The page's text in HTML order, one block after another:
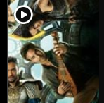
player2